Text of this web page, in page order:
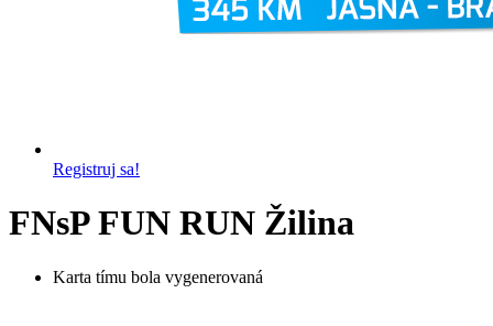
Registruj sa!
FNsP FUN RUN Žilina
Karta tímu bola vygenerovaná